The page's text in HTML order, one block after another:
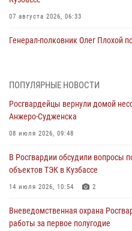
07 августа 2026, 06:33
Генерал-полковник Олег Плохой
07 августа 2026, 05:32
С 1 сентября 2026 года вступает
частной охранной деятельности
06 августа 2026, 10:19
Росгвардейцы задержали
ножевого ранения кемеровчанину
06 августа 2026, 09:18
Росгвардейцы задержали
горожанки
ПОПУЛЯРНЫЕ НОВОСТИ
Росгвардейцы вернули домой
Анжеро-Судженска
08 июля 2026, 09:48
В Росгвардии обсудили вопросы
объектов ТЭК в Кузбассе
14 июля 2026, 10:54 2
Вневедомственная охрана
работы за первое полугодие